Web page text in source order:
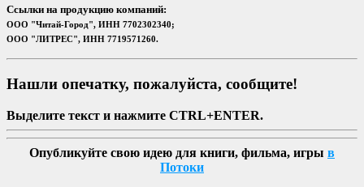
Ссылки на продукцию компаний:
ООО "Читай-Город", ИНН 7702302340;
ООО "ЛИТРЕС", ИНН 7719571260.
Нашли опечатку, пожалуйста, сообщите!
Выделите текст и нажмите CTRL+ENTER.
Опубликуйте свою идею для книги, фильма, игры в
Потоки